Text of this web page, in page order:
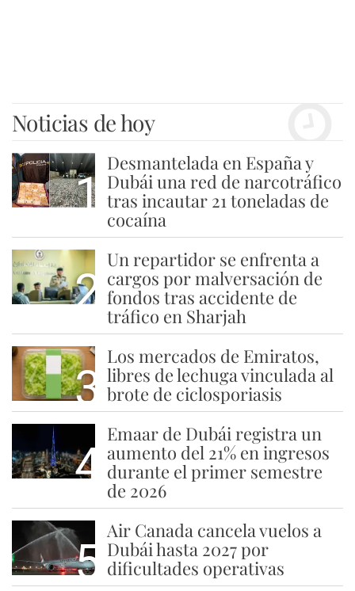
Noticias de hoy
1
Desmantelada en España y
Dubái una red de narcotráfico
tras incautar 21 toneladas de
cocaína
2
Un repartidor se enfrenta a
cargos por malversación de
fondos tras accidente de
tráfico en Sharjah
3
Los mercados de Emiratos,
libres de lechuga vinculada al
brote de ciclosporiasis
4
Emaar de Dubái registra un
aumento del 21% en ingresos
durante el primer semestre
de 2026
5
Air Canada cancela vuelos a
Dubái hasta 2027 por
dificultades operativas